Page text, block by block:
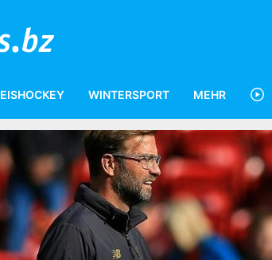
EISHOCKEY WINTERSPORT MEHR